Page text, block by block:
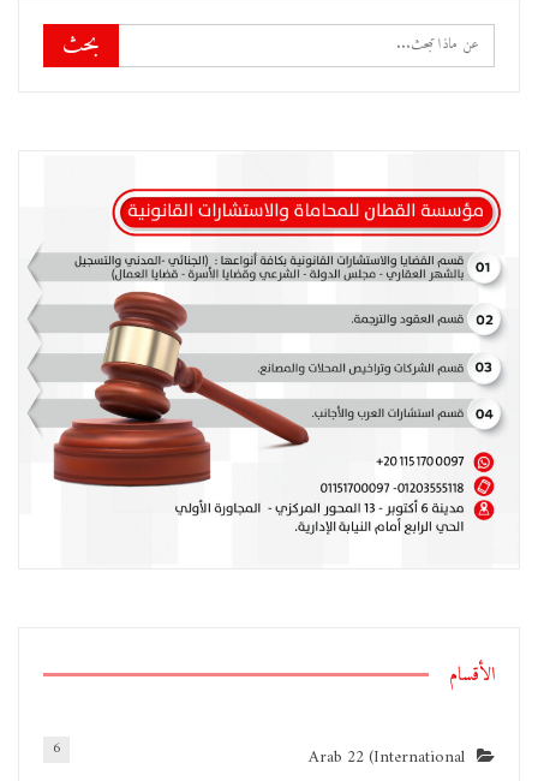
الأقسام
Arab 22 (International
6